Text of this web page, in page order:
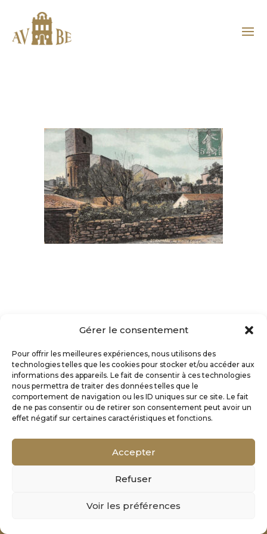
Gérer le consentement
Pour offrir les meilleures expériences, nous utilisons des
technologies telles que les cookies pour stocker et/ou accéder aux
informations des appareils. Le fait de consentir à ces technologies
nous permettra de traiter des données telles que le
comportement de navigation ou les ID uniques sur ce site. Le fait
de ne pas consentir ou de retirer son consentement peut avoir un
effet négatif sur certaines caractéristiques et fonctions.
Accepter
Refuser
Voir les préférences
Mentions Légales